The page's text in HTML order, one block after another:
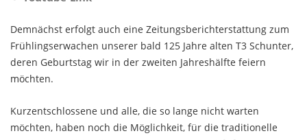
Demnächst erfolgt auch eine Zeitungsberichterstattung zum
Frühlingserwachen unserer bald 125 Jahre alten T3 Schunter,
deren Geburtstag wir in der zweiten Jahreshälfte feiern
möchten.
Kurzentschlossene und alle, die so lange nicht warten
möchten, haben noch die Möglichkeit, für die traditionelle